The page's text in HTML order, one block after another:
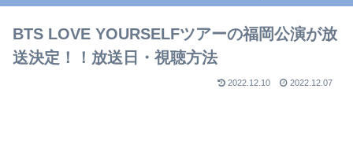
BTS LOVE YOURSELFツアーの福岡公演が放
送決定！！放送日・視聴方法
2022.12.10 2022.12.07